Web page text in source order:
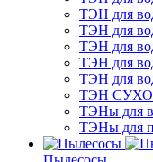
ТЭН для
ТЭН для
ТЭН для
ТЭН для
ТЭН для
ТЭН СУХОЙ
ТЭНы для
ТЭНы для